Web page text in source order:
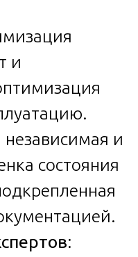
и
независимая и
состояния
: